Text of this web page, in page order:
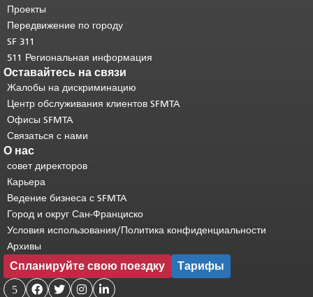
странице.
основного содержимого .
Проекты
Передвижение по городу
SF 311
511 Региональная информация
Оставайтесь на связи
Жалобы на дискриминацию
Центр обслуживания клиентов SFMTA
Офисы SFMTA
Связаться с нами
О нас
совет директоров
Карьера
Ведение бизнеса с SFMTA
Город и округ Сан-Франциско
Условия использования/Политика конфиденциальности
Архивы
Спланируйте свою поездку Тарифы
5    